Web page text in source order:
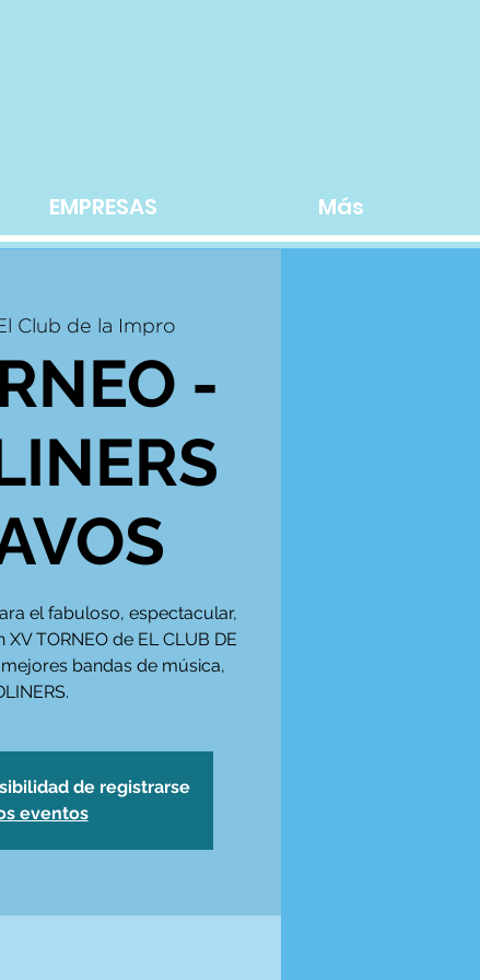
EMPRESAS Más
Club de la Impro
-
el fabuloso, espectacular,
TORNEO de EL CLUB DE
bandas de música,
de registrarse
eventos